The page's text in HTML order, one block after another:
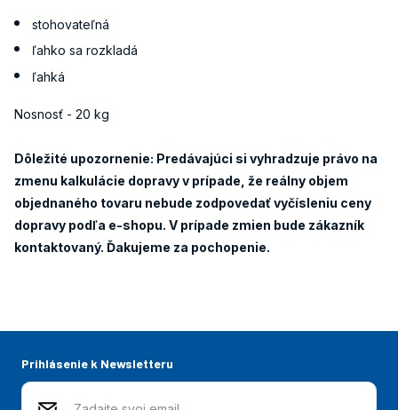
stohovateľná
ľahko sa rozkladá
ľahká
Nosnosť - 20 kg
Dôležité upozornenie: Predávajúci si vyhradzuje právo na
zmenu kalkulácie dopravy v prípade, že reálny objem
objednaného tovaru nebude zodpovedať vyčísleniu ceny
dopravy podľa e-shopu. V prípade zmien bude zákazník
kontaktovaný. Ďakujeme za pochopenie.
Prihlásenie k Newsletteru